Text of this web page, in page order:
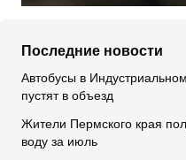
Последние новости
Автобусы в
пустят в объезд
Жители Пермского края
воду за июль